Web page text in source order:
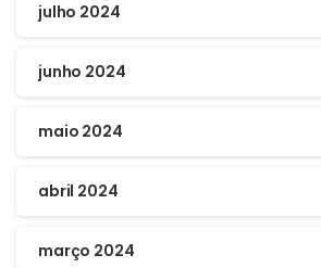
julho 2024
junho 2024
maio 2024
abril 2024
março 2024